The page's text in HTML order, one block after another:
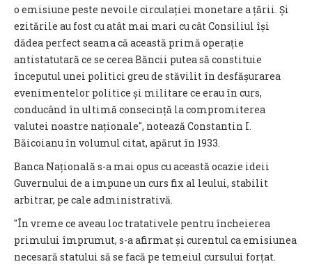
o emisiune peste nevoile circulației monetare a țării. Și
ezitările au fost cu atât mai mari cu cât Consiliul își
dădea perfect seama că această primă operație
antistatutară ce se cerea Băncii putea să constituie
începutul unei politici greu de stăvilit în desfășurarea
evenimentelor politice și militare ce erau în curs,
conducând în ultimă consecință la compromiterea
valutei noastre naționale", notează Constantin I.
Băicoianu în volumul citat, apărut în 1933.
Banca Națională s-a mai opus cu această ocazie ideii
Guvernului de a impune un curs fix al leului, stabilit
arbitrar, pe cale administrativă.
"În vreme ce aveau loc tratativele pentru încheierea
primului împrumut, s-a afirmat și curentul ca emisiunea
necesară statului să se facă pe temeiul cursului forțat.